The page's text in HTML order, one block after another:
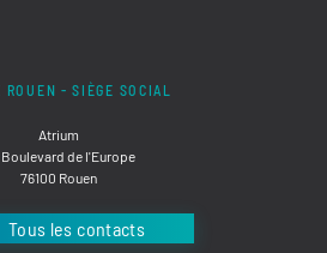
ROUEN - SIÈGE SOCIAL
Atrium
Boulevard de l'Europe
76100 Rouen
Tous les contacts